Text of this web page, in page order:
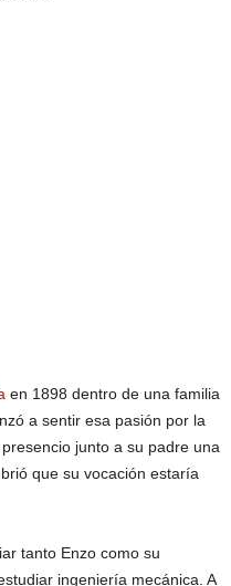
en 1898 dentro de una familia
a sentir esa pasión por la
junto a su padre una
que su vocación estaría
tanto Enzo como su
ingeniería mecánica. A